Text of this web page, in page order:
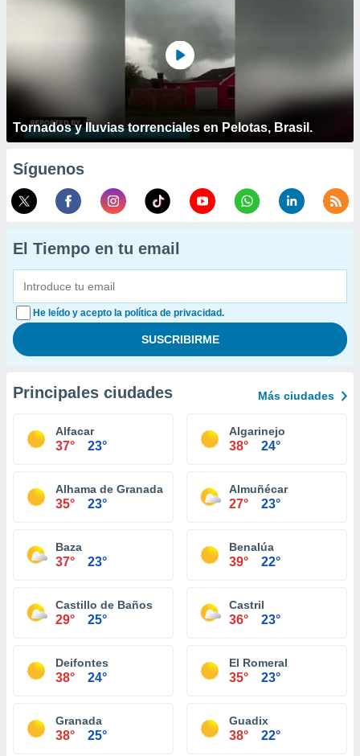
Tornados y lluvias torrenciales en Pelotas, Brasil.
Síguenos
El Tiempo en tu email
He leído y acepto la política de privacidad.
Principales ciudades Más ciudades
Alfacar
37° 23°
Algarinejo
38° 24°
Alhama de Granada
35° 23°
Almuñécar
27° 23°
Baza
37° 23°
Benalúa
39° 22°
Castillo de Baños
29° 25°
Castril
36° 23°
Deifontes
38° 24°
El Romeral
35° 23°
Granada
38° 25°
Guadix
38° 22°